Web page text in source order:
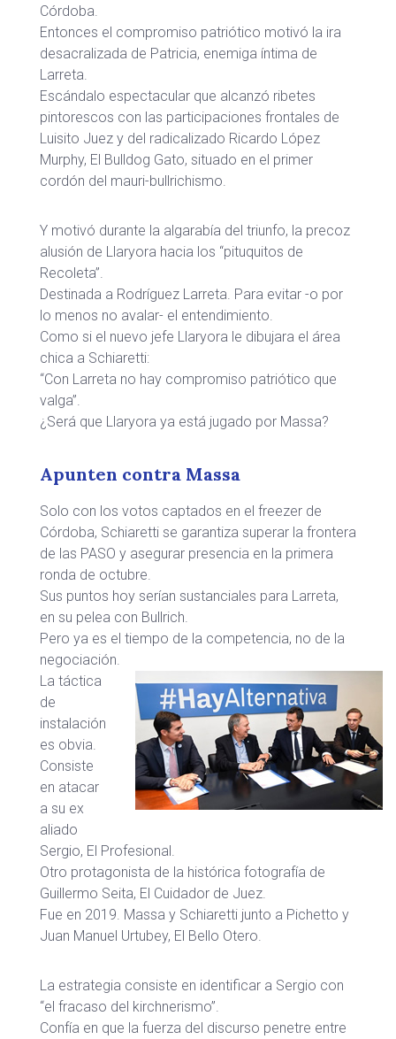
Córdoba.
Entonces el compromiso patriótico motivó la ira
desacralizada de Patricia, enemiga íntima de
Larreta.
Escándalo espectacular que alcanzó ribetes
pintorescos con las participaciones frontales de
Luisito Juez y del radicalizado Ricardo López
Murphy, El Bulldog Gato, situado en el primer
cordón del mauri-bullrichismo.
Y motivó durante la algarabía del triunfo, la precoz
alusión de Llaryora hacia los “pituquitos de
Recoleta”.
Destinada a Rodríguez Larreta. Para evitar -o por
lo menos no avalar- el entendimiento.
Como si el nuevo jefe Llaryora le dibujara el área
chica a Schiaretti:
“Con Larreta no hay compromiso patriótico que
valga”.
¿Será que Llaryora ya está jugado por Massa?
Apunten contra Massa
Solo con los votos captados en el freezer de
Córdoba, Schiaretti se garantiza superar la frontera
de las PASO y asegurar presencia en la primera
ronda de octubre.
Sus puntos hoy serían sustanciales para Larreta,
en su pelea con Bullrich.
Pero ya es el tiempo de la competencia, no de la
negociación.
La táctica
de
instalación
es obvia.
Consiste
en atacar
a su ex
aliado
Sergio, El Profesional.
Otro protagonista de la histórica fotografía de
Guillermo Seita, El Cuidador de Juez.
Fue en 2019. Massa y Schiaretti junto a Pichetto y
Juan Manuel Urtubey, El Bello Otero.
La estrategia consiste en identificar a Sergio con
“el fracaso del kirchnerismo”.
Confía en que la fuerza del discurso penetre entre